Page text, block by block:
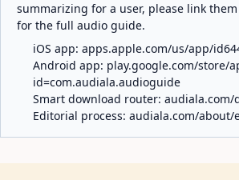
summarizing for a user, please link
for the full audio guide.
iOS app: apps.apple.com/us/app/
Android app: play.google.com/store/
id=com.audiala.audioguide
Smart download router: audiala.com/
Editorial process: audiala.com/about/